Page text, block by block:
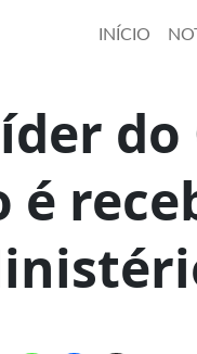
INÍCIO
do
é